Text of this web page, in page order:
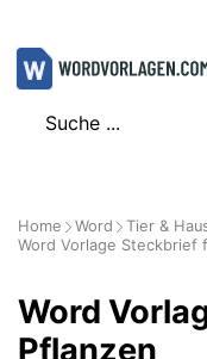
Zum
Inhalt
Home Word
Tier &
Word Vorlage Steckbrief
Word
Pflanzen